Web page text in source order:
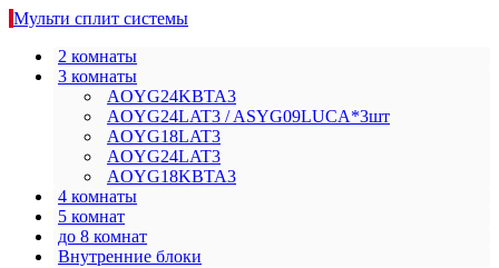
Мульти сплит системы
2 комнаты
3 комнаты
AOYG24KBTA3
AOYG24LAT3 / ASYG09LUCA*3шт
AOYG18LAT3
AOYG24LAT3
AOYG18KBTA3
4 комнаты
5 комнат
до 8 комнат
Внутренние блоки